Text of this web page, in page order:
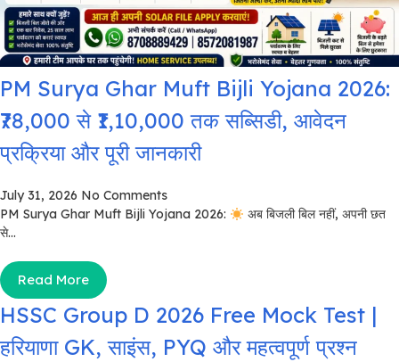
PM Surya Ghar Muft Bijli Yojana 2026:
₹78,000 से ₹1,10,000 तक सब्सिडी, आवेदन
प्रक्रिया और पूरी जानकारी
July 31, 2026 No Comments
PM Surya Ghar Muft Bijli Yojana 2026:
अब बिजली बिल नहीं, अपनी छत
से...
Read More
HSSC Group D 2026 Free Mock Test |
हरियाणा GK, साइंस, PYQ और महत्वपूर्ण प्रश्न